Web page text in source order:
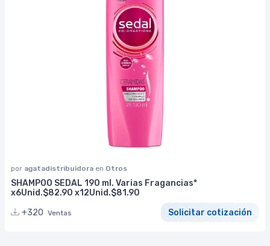
por agatadistribuidora en Otros
SHAMPOO SEDAL 190 ml. Varias Fragancias*
x6Unid.$82.90 x12Unid.$81.90
+320 Ventas Solicitar cotización